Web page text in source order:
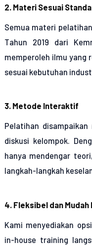
2. Materi Sesuai
Semua materi
Tahun 2019 dari
memperoleh ilmu yang
sesuai kebutuhan
3. Metode Interaktif
Pelatihan
diskusi kelompok.
hanya mendengar
langkah-langkah
4. Fleksibel dan Mudah
Kami menyediakan
in-house training